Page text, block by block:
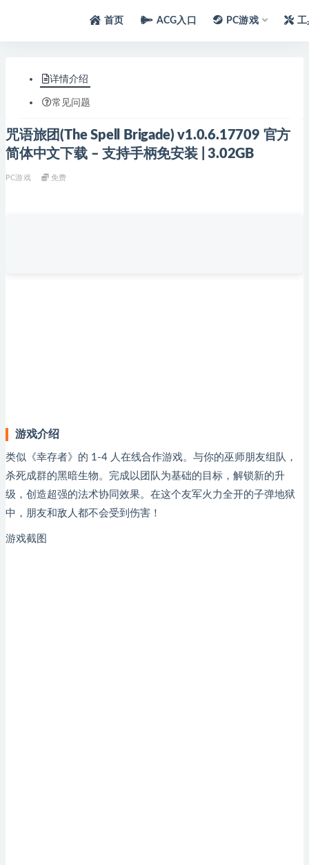
首页 ACG入口 PC游戏
详情介绍
常见问题
咒语旅团(The Spell Brigade) v1.0.6.17709 官方
简体中文下载 – 支持手柄免安装 | 3.02GB
PC游戏 免费
游戏介绍
类似《幸存者》的 1-4 人在线合作游戏。与你的巫师朋友组队，
杀死成群的黑暗生物。完成以团队为基础的目标，解锁新的升
级，创造超强的法术协同效果。在这个友军火力全开的子弹地狱
中，朋友和敌人都不会受到伤害！
游戏截图